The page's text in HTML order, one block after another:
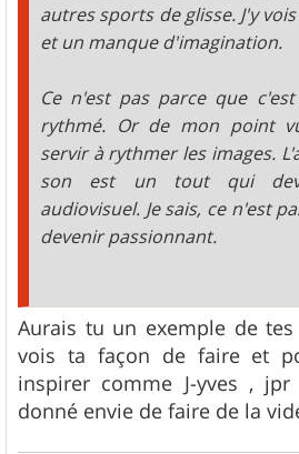
autres sports de glisse. J'y
et un manque d'imagination.
Ce n'est pas parce que
rythmé. Or de mon point
servir à rythmer les images.
son est un tout qui
audiovisuel. Je sais, ce n'est
devenir passionnant.
Aurais tu un exemple de
vois ta façon de faire et
inspirer comme J-yves ,
donné envie de faire de la